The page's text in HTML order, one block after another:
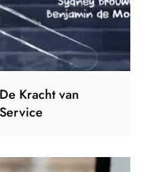
Kracht van